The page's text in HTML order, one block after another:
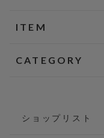
ITEM
CATEGORY
ショップリスト